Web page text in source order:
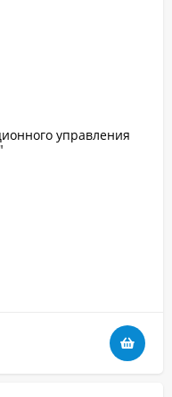
управления